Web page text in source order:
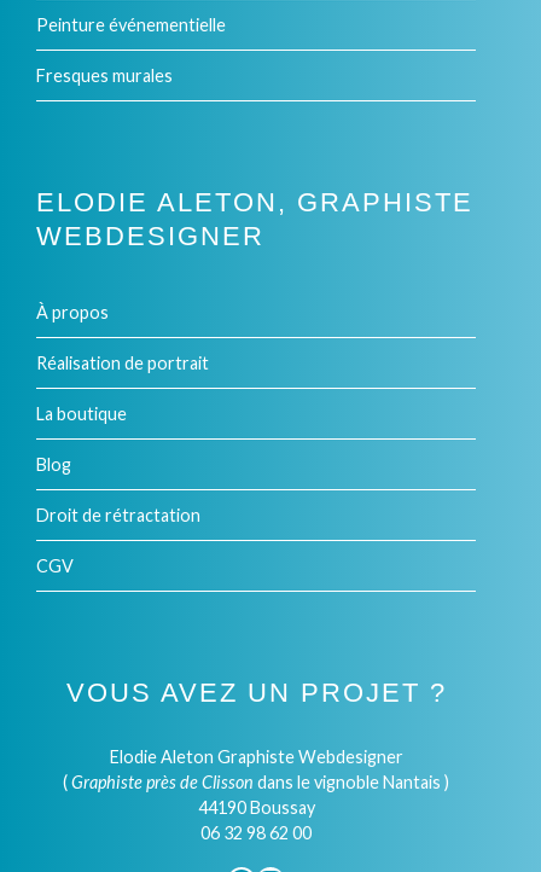
Peinture événementielle
Fresques murales
ELODIE ALETON, GRAPHISTE
WEBDESIGNER
À propos
Réalisation de portrait
La boutique
Blog
Droit de rétractation
CGV
VOUS AVEZ UN PROJET ?
Elodie Aleton Graphiste Webdesigner
(Graphiste près de Clisson dans le vignoble Nantais )
44190 Boussay
06 32 98 62 00